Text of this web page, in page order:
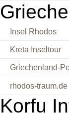
Insel Rhodos
Kreta Inseltour
Griechenland-
rhodos-traum.de
Korfu